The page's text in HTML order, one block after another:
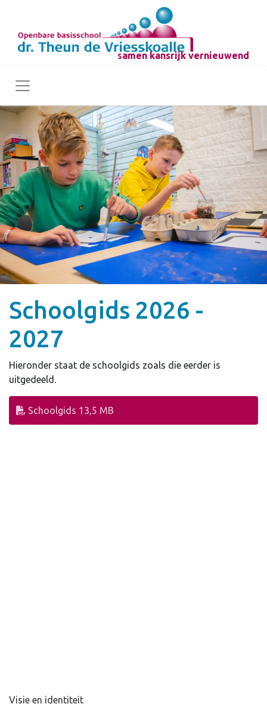
samen kansrijk vernieuwend
Toggle navigation
Schoolgids 2026 -
2027
Hieronder staat de schoolgids zoals die eerder is
uitgedeeld.
Schoolgids 13,5 MB
Visie en identiteit